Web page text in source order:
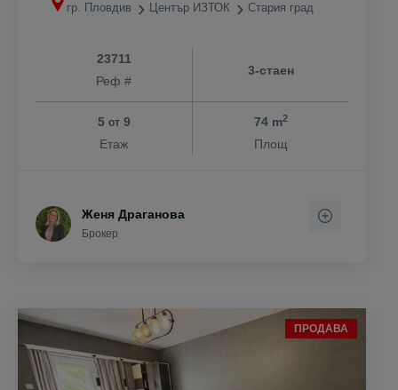
гр. Пловдив Център ИЗТОК Стария град
23711
Реф #
3-стаен
5 от9
Етаж
74 m2
Площ
Женя Драганова
Брокер
ПРОДАВА